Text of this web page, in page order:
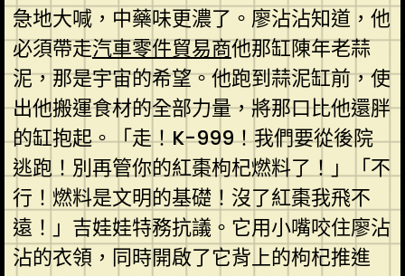
急地大喊，中藥味更濃了。廖沾沾知道，他
必須帶走汽車零件貿易商他那缸陳年老蒜
泥，那是宇宙的希望。他跑到蒜泥缸前，使
出他搬運食材的全部力量，將那口比他還胖
的缸抱起。「走！K-999！我們要從後院
逃跑！別再管你的紅棗枸杞燃料了！」「不
行！燃料是文明的基礎！沒了紅棗我飛不
遠！」吉娃娃特務抗議。它用小嘴咬住廖沾
沾的衣領，同時開啟了它背上的枸杞推進